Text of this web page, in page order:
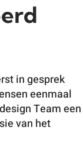
in gesprek
eenmaal
Team een
van het